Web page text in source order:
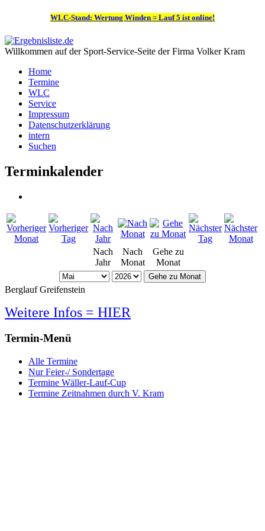
WLC-Stand: Wertung Winden = Lauf 5 ist online!
Willkommen auf der Sport-Service-Seite der Firma Volker Kram
Home
Termine
WLC
Service
Impressum
Datenschutzerklärung
intern
Suchen
Terminkalender
Nach
Jahr
Nach
Monat
Gehe zu
Monat
Gehe zu Monat
Berglauf Greifenstein
Weitere Infos = HIER
Termin-Menü
Alle Termine
Nur Feier-/ Sondertage
Termine Wäller-Lauf-Cup
Termine Zeitnahmen durch V. Kram